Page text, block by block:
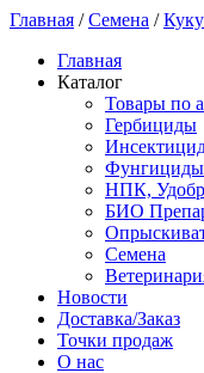
Главная /Семена /
Главная
Каталог
Товары по
Гербициды
Фунгициды
НПК,
БИО
Семена
Новости
Доставка/Заказ
Точки продаж
О нас